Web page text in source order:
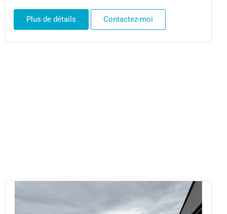
Plus de détails Contactez-moi